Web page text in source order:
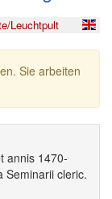
Leuchtpult
Sie arbeiten
annis 1470-
Seminarii cleric.